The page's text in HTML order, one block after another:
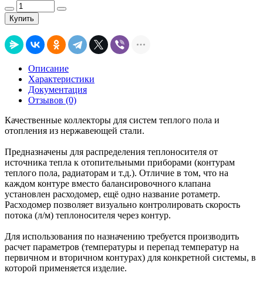
Купить
Описание
Характеристики
Документация
Отзывов (0)
Качественные коллекторы для систем теплого пола и
отопления из нержавеющей стали.
Предназначены для распределения теплоносителя от
источника тепла к отопительными приборами (контурам
теплого пола, радиаторам и т.д.). Отличие в том, что на
каждом контуре вместо балансировочного клапана
установлен расходомер, ещё одно название ротаметр.
Расходомер позволяет визуально контролировать скорость
потока (л/м) теплоносителя через контур.
Для использования по назначению требуется производить
расчет параметров (температуры и перепад температур на
первичном и вторичном контурах) для конкретной системы, в
которой применяется изделие.